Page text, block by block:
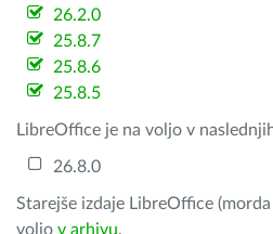
26.2.0
25.8.7
25.8.6
25.8.5
LibreOffice je na voljo v
26.8.0
Starejše izdaje LibreOffice
voljo v arhivu.